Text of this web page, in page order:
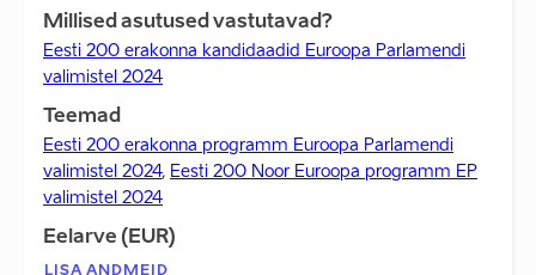
Millised asutused vastutavad?
Eesti 200 erakonna kandidaadid Euroopa Parlamendi
valimistel 2024
Teemad
Eesti 200 erakonna programm Euroopa Parlamendi
valimistel 2024, Eesti 200 Noor Euroopa programm EP
valimistel 2024
Eelarve (EUR)
LISA ANDMEID